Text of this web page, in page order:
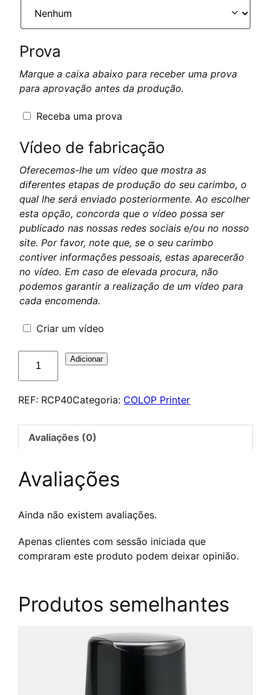
Prova
Marque a caixa abaixo para receber uma prova
para aprovação antes da produção.
Receba uma prova
Vídeo de fabricação
Oferecemos-lhe um vídeo que mostra as
diferentes etapas de produção do seu carimbo, o
qual lhe será enviado posteriormente. Ao escolher
esta opção, concorda que o vídeo possa ser
publicado nas nossas redes sociais e/ou no nosso
site. Por favor, note que, se o seu carimbo
contiver informações pessoais, estas aparecerão
no vídeo. Em caso de elevada procura, não
podemos garantir a realização de um vídeo para
cada encomenda.
Criar um vídeo
Quantidade
Printer
Tampon
Adicionar
REF: RCP40Categoria: COLOP Printer
Avaliações (0)
Avaliações
Ainda não existem avaliações.
Apenas clientes com sessão iniciada que
compraram este produto podem deixar opinião.
Produtos semelhantes